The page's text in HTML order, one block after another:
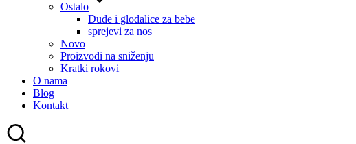
Ostalo
Dude i glodalice za bebe
sprejevi za nos
Novo
Proizvodi na sniženju
Kratki rokovi
O nama
Blog
Kontakt